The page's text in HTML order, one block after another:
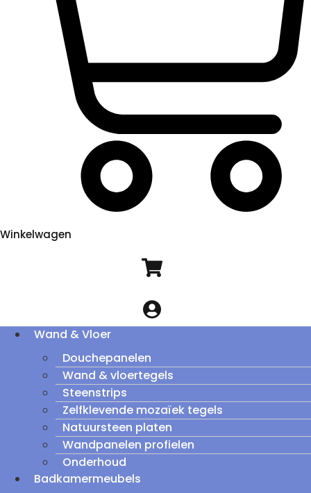
Winkelwagen
Wand & Vloer
Douchepanelen
Wand & vloertegels
Steenstrips
Zelfklevende mozaïek tegels
Natuursteen platen
Wandpanelen profielen
Onderhoud
Badkamermeubels